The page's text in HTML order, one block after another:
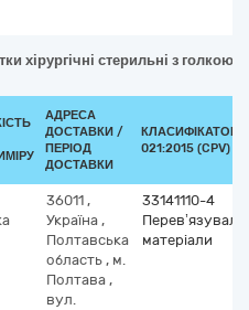
хірургічні стерильні з
АДРЕСА
ДОСТАВКИ /
ПЕРІОД
ДОСТАВКИ
КЛАСИФІКАТОР
021:2015 (CPV)
36011 ,
Україна ,
Полтавська
область , м.
Полтава ,
вул.
33141110-4
матеріали